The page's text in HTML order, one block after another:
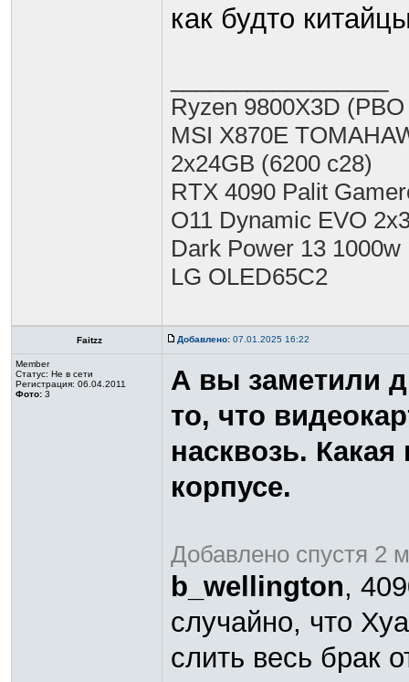
как будто
Ryzen 9800X3D
MSI X870E
2x24GB (6200 c28)
RTX 4090 Palit
O11 Dynamic EVO
Dark Power 13 1000w
LG OLED65C2
Faitzz Добавлено: 07.01.2025 16:22
Member
Статус: Не в сети
Регистрация: 06.04.2011
Фото: 3
А вы заметили
то, что
насквозь.
корпусе.
Добавлено спустя 2
b_wellington,
случайно, что
слить весь брак